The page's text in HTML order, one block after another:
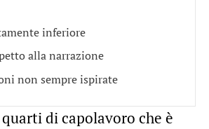
inferiore
alla narrazione
non sempre ispirate
di capolavoro che è